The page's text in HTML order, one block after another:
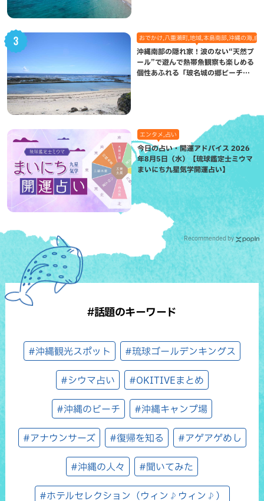
おでかけ,八重瀬町,地域,本島南部,沖縄の海,自
沖縄南部の隠れ家！波のない“天然プ
ール”で遊んで熱帯魚観察も楽しめる
個性あふれる「玻名城の郷ビーチ」
エンタメ,占い
今日の占い・開運アドバイス 2026
年8月5日（水）【琉球鑑定士ミウマ
まいにち九星気学開運占い】
Recommended by
#話題のキーワード
#沖縄観光スポット #琉球ゴールデンキングス
#シウマ占い #OKITIVEまとめ
#沖縄のビーチ #沖縄キャンプ場
#アナウンサーズ #復帰を知る #アゲアゲめし
#沖縄の人々 #聞いてみた
#ホテルセレクション（ウィン♪ウィン♪）